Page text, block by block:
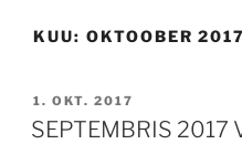
KUU: OKTOOBER 2017
POSTED
ON
1. OKT. 2017
SEPTEMBRIS 2017